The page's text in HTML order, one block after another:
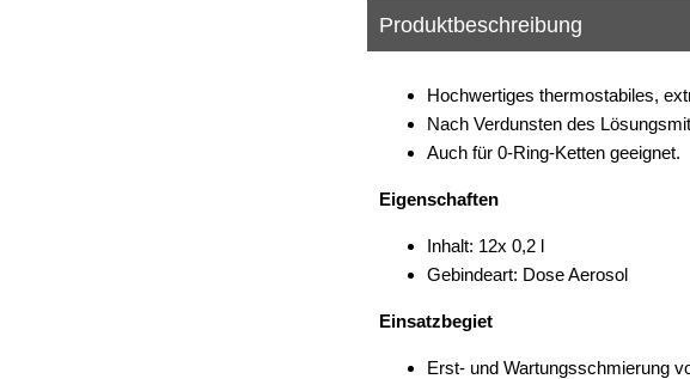
Produktbeschreibung
Hochwertiges thermostabiles,
Nach Verdunsten des
Auch für 0-Ring-Ketten geeignet.
Eigenschaften
Inhalt: 12x 0,2 l
Gebindeart: Dose Aerosol
Einsatzbegiet
Erst- und Wartungsschmierung